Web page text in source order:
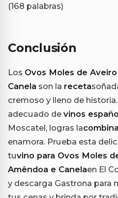
(168 palabras)
Conclusión
Los Ovos Moles de
Canela son la receta
cremoso y lleno de
adecuado de vinos
Moscatel, logras la
enamora. Prueba esta
tuvino para Ovos Moles
Amêndoa e Canelaen El
y descarga Gastrona para